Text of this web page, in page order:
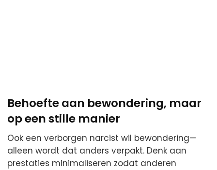
Behoefte aan bewondering, maar
op een stille manier
Ook een verborgen narcist wil bewondering—
alleen wordt dat anders verpakt. Denk aan
prestaties minimaliseren zodat anderen